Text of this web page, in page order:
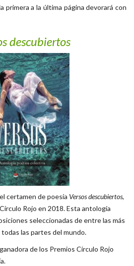
primera a la última página devorará con
descubiertos
certamen de poesía Versos descubiertos,
Rojo en 2018. Esta antología
seleccionadas de entre las más
las partes del mundo.
de los Premios Círculo Rojo